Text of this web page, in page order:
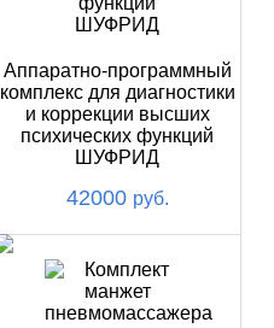
Аппаратно-программный
комплекс для диагностики
и коррекции высших
психических функций
ШУФРИД
42000 руб.